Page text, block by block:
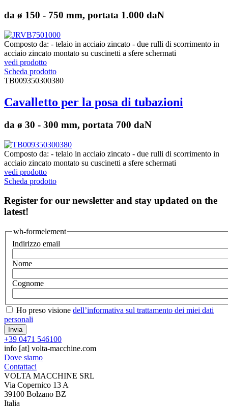
da ø 150 - 750 mm, portata 1.000 daN
Composto da: - telaio in acciaio zincato - due rulli di scorrimento in
acciaio zincato montato su cuscinetti a sfere schermati
vedi prodotto
Scheda prodotto
TB009350300380
Cavalletto per la posa di tubazioni
da ø 30 - 300 mm, portata 700 daN
Composto da: - telaio in acciaio zincato - due rulli di scorrimento in
acciaio zincato montato su cuscinetti a sfere schermati
vedi prodotto
Scheda prodotto
Register for our newsletter and stay updated on the
latest!
wh-formelement
Indirizzo email
Nome
Cognome
Ho preso visione dell’informativa sul trattamento dei miei dati
personali
+39 0471 546100
info [at] volta-macchine.com
Dove siamo
Contattaci
VOLTA MACCHINE SRL
Via Copernico 13 A
39100 Bolzano BZ
Italia